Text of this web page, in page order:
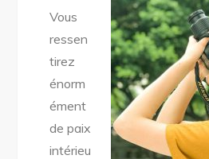
Vous
ressen
tirez
énorm
ément
de paix
intérieu